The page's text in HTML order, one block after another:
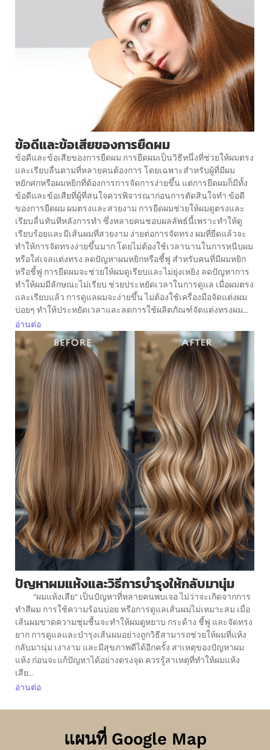
ข้อดีและข้อเสียของการยืดผม
ข้อดีและข้อเสียของการยืดผม การยืดผมเป็นวิธีหนึ่งที่ช่วยให้ผมตรง
และเรียบลื่นตามที่หลายคนต้องการ โดยเฉพาะสำหรับผู้ที่มีผม
หยักศกหรือผมหยิกที่ต้องการการจัดการง่ายขึ้น แต่การยืดผมก็มีทั้ง
ข้อดีและข้อเสียที่ผู้ที่สนใจควรพิจารณาก่อนการตัดสินใจทำ ข้อดี
ของการยืดผม ผมตรงและสวยงาม การยืดผมช่วยให้ผมดูตรงและ
เรียบลื่นทันทีหลังการทำ ซึ่งหลายคนชอบผลลัพธ์นี้เพราะทำให้ดู
เรียบร้อยและมีเส้นผมที่สวยงาม ง่ายต่อการจัดทรง ผมที่ยืดแล้วจะ
ทำให้การจัดทรงง่ายขึ้นมาก โดยไม่ต้องใช้เวลานานในการหนีบผม
หรือใส่เจลแต่งทรง ลดปัญหาผมหยิกหรือชี้ฟู สำหรับคนที่มีผมหยิก
หรือชี้ฟู การยืดผมจะช่วยให้ผมดูเรียบและไม่ยุ่งเหยิง ลดปัญหาการ
ทำให้ผมมีลักษณะไม่เรียบ ช่วยประหยัดเวลาในการดูแล เมื่อผมตรง
และเรียบแล้ว การดูแลผมจะง่ายขึ้น ไม่ต้องใช้เครื่องมือจัดแต่งผม
บ่อยๆ ทำให้ประหยัดเวลาและลดการใช้ผลิตภัณฑ์จัดแต่งทรงผม...
อ่านต่อ
ปัญหาผมแห้งและวิธีการบำรุงให้กลับมานุ่ม
“ผมแห้งเสีย” เป็นปัญหาที่หลายคนพบเจอ ไม่ว่าจะเกิดจากการ
ทำสีผม การใช้ความร้อนบ่อย หรือการดูแลเส้นผมไม่เหมาะสม เมื่อ
เส้นผมขาดความชุ่มชื้นจะทำให้ผมดูหยาบ กระด้าง ชี้ฟู และจัดทรง
ยาก การดูแลและบำรุงเส้นผมอย่างถูกวิธีสามารถช่วยให้ผมที่แห้ง
กลับมานุ่ม เงางาม และมีสุขภาพดีได้อีกครั้ง สาเหตุของปัญหาผม
แห้ง ก่อนจะแก้ปัญหาได้อย่างตรงจุด ควรรู้สาเหตุที่ทำให้ผมแห้ง
เสีย...
อ่านต่อ
แผนที่ Google Map